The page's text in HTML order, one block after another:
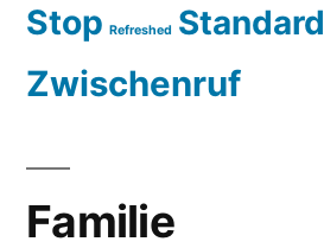
Stop Refreshed Standard
Zwischenruf
Familie